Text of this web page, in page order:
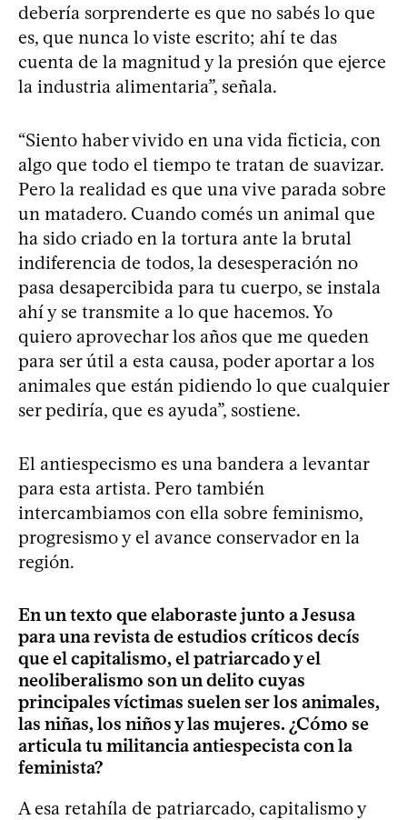
debería sorprenderte es que no sabés lo que
es, que nunca lo viste escrito; ahí te das
cuenta de la magnitud y la presión que ejerce
la industria alimentaria”, señala.
“Siento haber vivido en una vida ficticia, con
algo que todo el tiempo te tratan de suavizar.
Pero la realidad es que una vive parada sobre
un matadero. Cuando comés un animal que
ha sido criado en la tortura ante la brutal
indiferencia de todos, la desesperación no
pasa desapercibida para tu cuerpo, se instala
ahí y se transmite a lo que hacemos. Yo
quiero aprovechar los años que me queden
para ser útil a esta causa, poder aportar a los
animales que están pidiendo lo que cualquier
ser pediría, que es ayuda”, sostiene.
El antiespecismo es una bandera a levantar
para esta artista. Pero también
intercambiamos con ella sobre feminismo,
progresismo y el avance conservador en la
región.
En un texto que elaboraste junto a Jesusa
para una revista de estudios críticos decís
que el capitalismo, el patriarcado y el
neoliberalismo son un delito cuyas
principales víctimas suelen ser los animales,
las niñas, los niños y las mujeres. ¿Cómo se
articula tu militancia antiespecista con la
feminista?
A esa retahíla de patriarcado, capitalismo y